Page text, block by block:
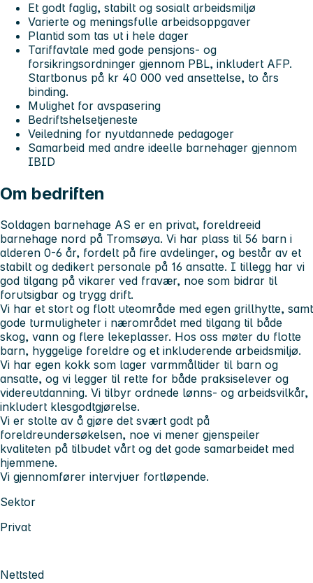
Et godt faglig, stabilt og sosialt arbeidsmiljø
Varierte og meningsfulle arbeidsoppgaver
Plantid som tas ut i hele dager
Tariffavtale med gode pensjons- og
forsikringsordninger gjennom PBL, inkludert AFP.
Startbonus på kr 40 000 ved ansettelse, to års
binding.
Mulighet for avspasering
Bedriftshelsetjeneste
Veiledning for nyutdannede pedagoger
Samarbeid med andre ideelle barnehager gjennom
IBID
Om bedriften
Soldagen barnehage AS er en privat, foreldreeid
barnehage nord på Tromsøya. Vi har plass til 56 barn i
alderen 0-6 år, fordelt på fire avdelinger, og består av et
stabilt og dedikert personale på 16 ansatte. I tillegg har vi
god tilgang på vikarer ved fravær, noe som bidrar til
forutsigbar og trygg drift.
Vi har et stort og flott uteområde med egen grillhytte, samt
gode turmuligheter i nærområdet med tilgang til både
skog, vann og flere lekeplasser. Hos oss møter du flotte
barn, hyggelige foreldre og et inkluderende arbeidsmiljø.
Vi har egen kokk som lager varmmåltider til barn og
ansatte, og vi legger til rette for både praksiselever og
videreutdanning. Vi tilbyr ordnede lønns- og arbeidsvilkår,
inkludert klesgodtgjørelse.
Vi er stolte av å gjøre det svært godt på
foreldreundersøkelsen, noe vi mener gjenspeiler
kvaliteten på tilbudet vårt og det gode samarbeidet med
hjemmene.
Vi gjennomfører intervjuer fortløpende.
Sektor
Privat
Nettsted